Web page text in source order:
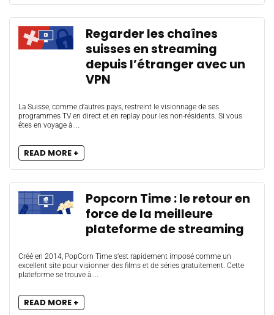
Regarder les chaînes
suisses en streaming
depuis l’étranger avec un
VPN
La Suisse, comme d’autres pays, restreint le visionnage de ses
programmes TV en direct et en replay pour les non-résidents. Si vous
êtes en voyage à ...
READ MORE +
Popcorn Time : le retour en
force de la meilleure
plateforme de streaming
Créé en 2014, PopCorn Time s’est rapidement imposé comme un
excellent site pour visionner des films et de séries gratuitement. Cette
plateforme se trouve à ...
READ MORE +